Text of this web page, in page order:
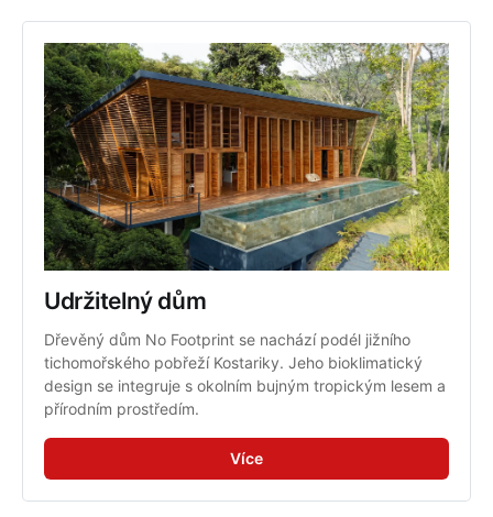
Udržitelný dům
Dřevěný dům No Footprint se nachází podél jižního
tichomořského pobřeží Kostariky. Jeho bioklimatický
design se integruje s okolním bujným tropickým lesem a
přírodním prostředím.
Více